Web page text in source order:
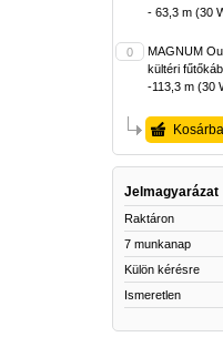
- 63,3 m (30
MAGNUM
kültéri
-113,3 m (30
Jelmagyarázat
Raktáron
7 munkanap
Külön kérésre
Ismeretlen